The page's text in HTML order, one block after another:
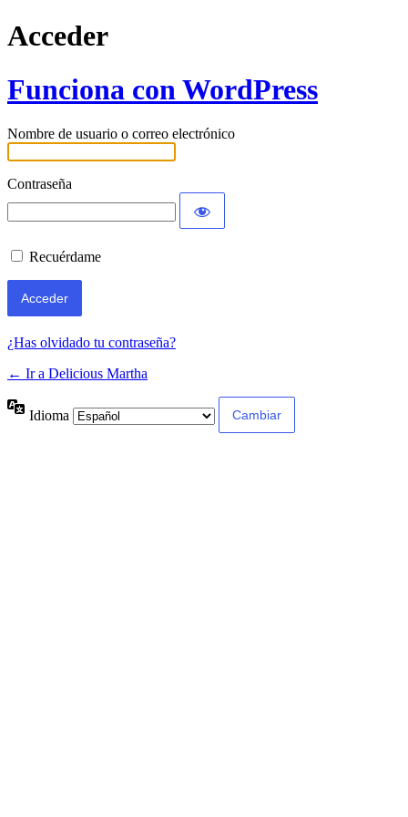
Acceder
Funciona con WordPress
Nombre de usuario o correo electrónico
Contraseña
Recuérdame
¿Has olvidado tu contraseña?
← Ir a Delicious Martha
Idioma